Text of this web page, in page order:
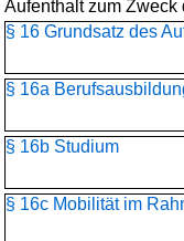
Aufenthalt zum Zweck
§ 16 Grundsatz des
§ 16a
§ 16b Studium
§ 16c Mobilität im